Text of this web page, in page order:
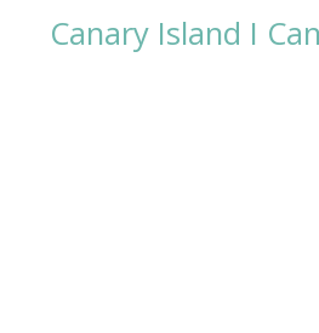
Canary Island I